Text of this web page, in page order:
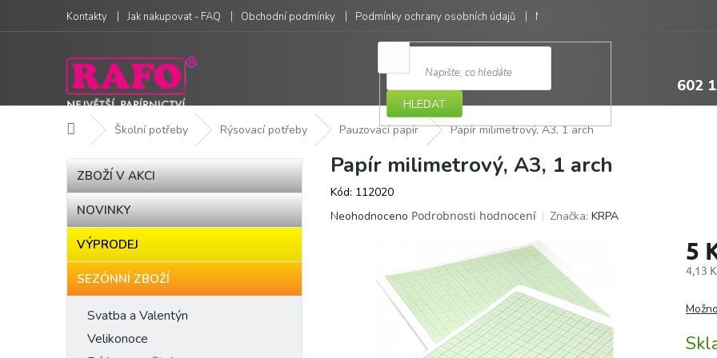
obsah
Kontakty Jak nakupovat - FAQ Obchodní podmínky Podmínky ochrany osobních údajů Moje objednávka
HLEDAT
602
Domů Školní potřeby Rýsovací potřeby Pauzovací papír Papír milimetrový, A3, 1 arch
P
o
s
t
Přeskočit
kategorie
ZBOŽÍ V AKCI
NOVINKY
VÝPRODEJ
SEZÓNNÍ ZBOŽÍ
Svatba a Valentýn
Velikonoce
Papír milimetrový, A3, 1 arch
Kód: 112020
Průměrné
Neohodnoceno Podrobnosti hodnocení Značka: KRPA
5
4,13
cena: